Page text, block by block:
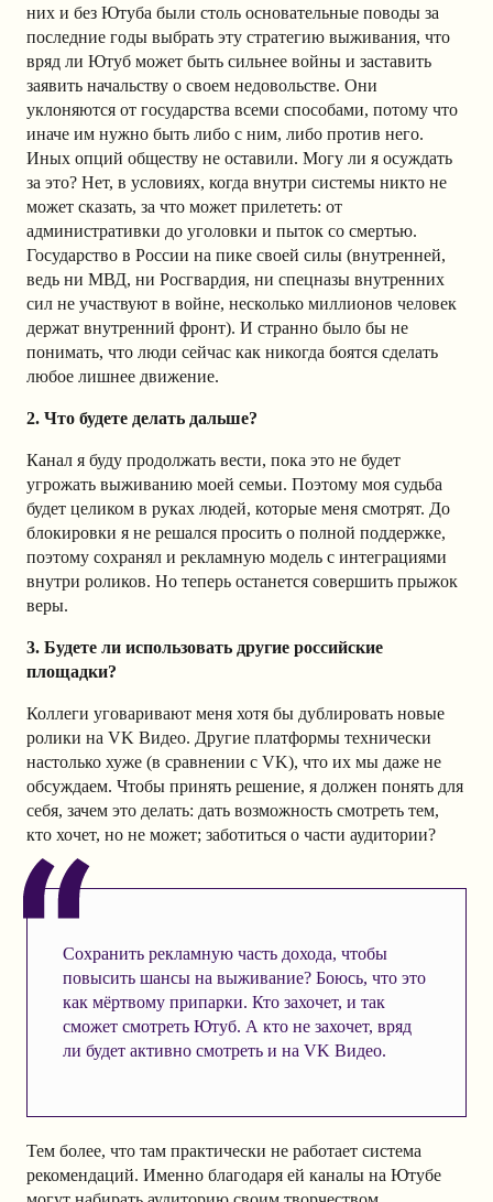
них и без Ютуба были столь основательные поводы за
последние годы выбрать эту стратегию выживания, что
вряд ли Ютуб может быть сильнее войны и заставить
заявить начальству о своем недовольстве. Они
уклоняются от государства всеми способами, потому что
иначе им нужно быть либо с ним, либо против него.
Иных опций обществу не оставили. Могу ли я осуждать
за это? Нет, в условиях, когда внутри системы никто не
может сказать, за что может прилететь: от
административки до уголовки и пыток со смертью.
Государство в России на пике своей силы (внутренней,
ведь ни МВД, ни Росгвардия, ни спецназы внутренних
сил не участвуют в войне, несколько миллионов человек
держат внутренний фронт). И странно было бы не
понимать, что люди сейчас как никогда боятся сделать
любое лишнее движение.
2. Что будете делать дальше?
Канал я буду продолжать вести, пока это не будет
угрожать выживанию моей семьи. Поэтому моя судьба
будет целиком в руках людей, которые меня смотрят. До
блокировки я не решался просить о полной поддержке,
поэтому сохранял и рекламную модель с интеграциями
внутри роликов. Но теперь останется совершить прыжок
веры.
3. Будете ли использовать другие российские
площадки?
Коллеги уговаривают меня хотя бы дублировать новые
ролики на VK Видео. Другие платформы технически
настолько хуже (в сравнении с VK), что их мы даже не
обсуждаем. Чтобы принять решение, я должен понять для
себя, зачем это делать: дать возможность смотреть тем,
кто хочет, но не может; заботиться о части аудитории?
Сохранить рекламную часть дохода, чтобы
повысить шансы на выживание? Боюсь, что это
как мёртвому припарки. Кто захочет, и так
сможет смотреть Ютуб. А кто не захочет, вряд
ли будет активно смотреть и на VK Видео.
Тем более, что там практически не работает система
рекомендаций. Именно благодаря ей каналы на Ютубе